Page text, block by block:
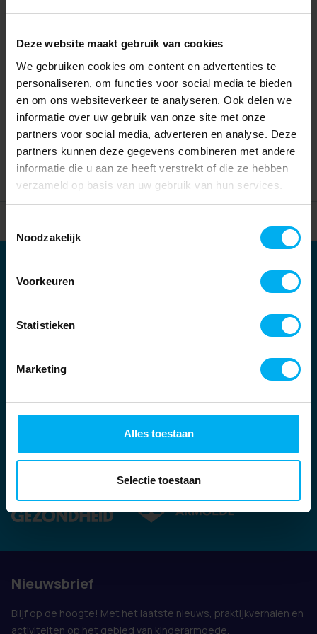
Deze website maakt gebruik van cookies
We gebruiken cookies om content en advertenties te
personaliseren, om functies voor social media te bieden
en om ons websiteverkeer te analyseren. Ook delen we
informatie over uw gebruik van onze site met onze
partners voor social media, adverteren en analyse. Deze
partners kunnen deze gegevens combineren met andere
informatie die u aan ze heeft verstrekt of die ze hebben
verzameld op basis van uw gebruik van hun services.
Noodzakelijk
Voorkeuren
Statistieken
Marketing
Alles toestaan
Selectie toestaan
Partners
Ook vertegenwoordigd door:
Nieuwsbrief
Blijf op de hoogte! Met het laatste nieuws, praktijkverhalen en
activiteiten op het gebied van kinderarmoede.